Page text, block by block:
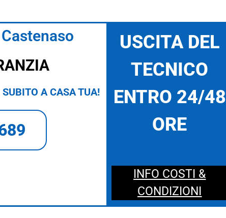
A CASA TUA!
USCITA DEL
TECNICO
ENTRO 24/48
ORE
INFO COSTI &
CONDIZIONI